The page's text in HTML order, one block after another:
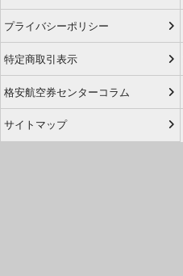
プライバシーポリシー
特定商取引表示
格安航空券センターコラム
サイトマップ